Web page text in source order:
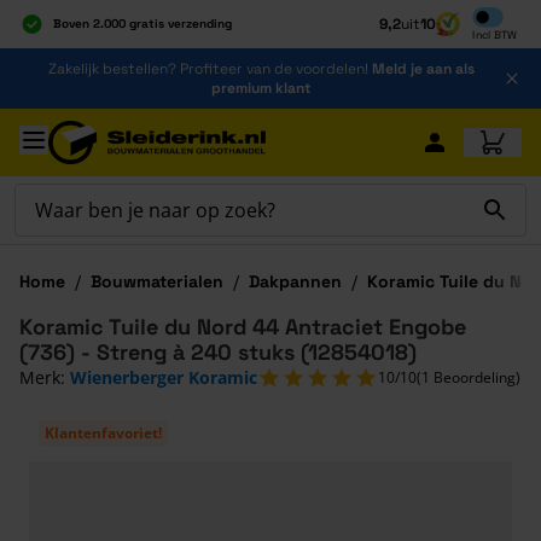
Boven 2.000 gratis verzending
Al 40 jaar dé specialist
Alles onder één dak
9,2uit10
Incl BTW
Inclusief
Ga naar de inhoud
Zakelijk bestellen? Profiteer van de voordelen! Meld je aan als
premium klant
Ga naar hoofdinhoud
Home / Bouwmaterialen / Dakpannen / Koramic Tuile du
Klantenfavoriet!
Koramic Tuile du Nord 44 Antraciet Engobe
(736) - Streng à 240 stuks (12854018)
Merk: Wienerberger Koramic 10/10(1 Beoordeling)